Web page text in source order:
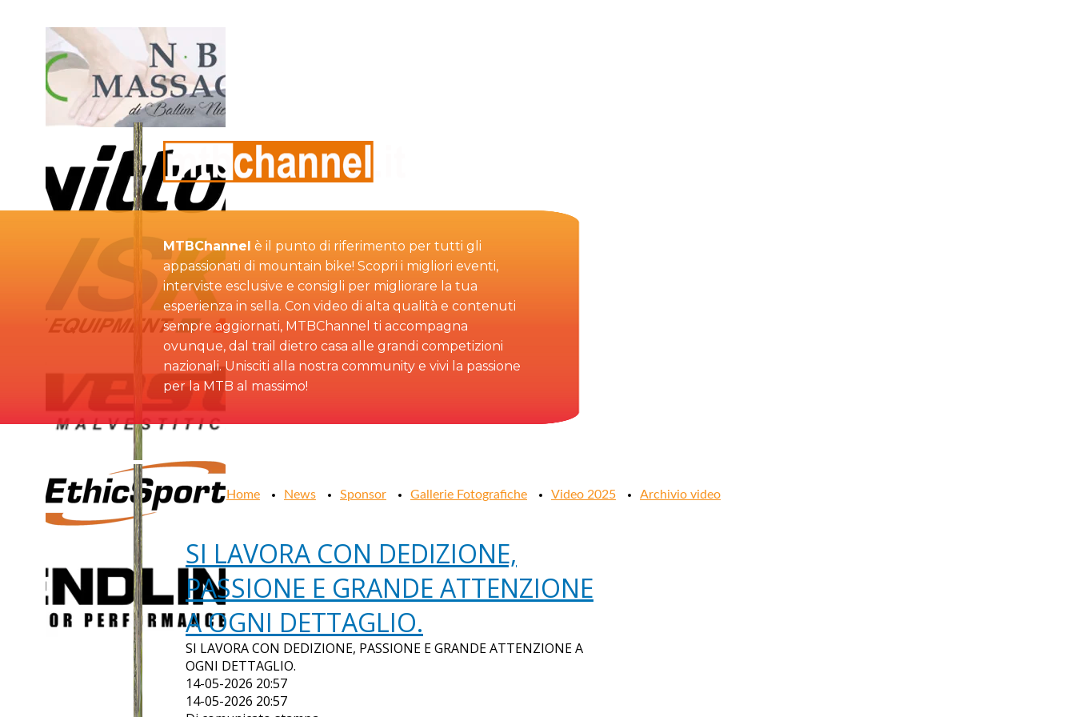
MTBChannel è il punto di riferimento per tutti gli
appassionati di mountain bike! Scopri i migliori eventi,
interviste esclusive e consigli per migliorare la tua
esperienza in sella. Con video di alta qualità e contenuti
sempre aggiornati, MTBChannel ti accompagna
ovunque, dal trail dietro casa alle grandi competizioni
nazionali. Unisciti alla nostra community e vivi la passione
per la MTB al massimo!
Home News Sponsor Gallerie Fotografiche Video 2025 Archivio video
SI LAVORA CON DEDIZIONE,
PASSIONE E GRANDE ATTENZIONE
A OGNI DETTAGLIO.
SI LAVORA CON DEDIZIONE, PASSIONE E GRANDE ATTENZIONE A
OGNI DETTAGLIO.
14-05-2026 20:57
14-05-2026 20:57